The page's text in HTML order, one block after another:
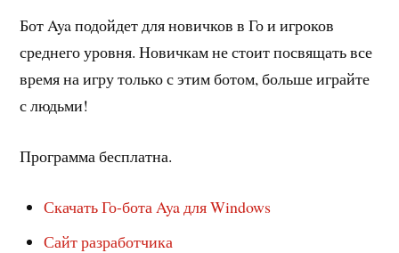
Бот Aya подойдет для новичков в Го и игроков
среднего уровня. Новичкам не стоит посвящать все
время на игру только с этим ботом, больше играйте
с людьми!
Программа бесплатна.
Скачать Го-бота Aya для Windows
Сайт разработчика